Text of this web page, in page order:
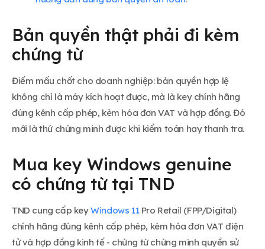
Bản quyền thật phải đi kèm
chứng từ
Điểm mấu chốt cho doanh nghiệp: bản quyền hợp lệ
không chỉ là máy kích hoạt được, mà là key chính hãng
đúng kênh cấp phép, kèm hóa đơn VAT và hợp đồng. Đó
mới là thứ chứng minh được khi kiểm toán hay thanh tra.
Mua key Windows genuine
có chứng từ tại TND
TND cung cấp keyWindows 11Pro Retail (FPP/Digital)
chính hãng đúng kênh cấp phép, kèm hóa đơn VAT điện
tử và hợp đồng kinh tế - chứng từ chứng minh quyền sử